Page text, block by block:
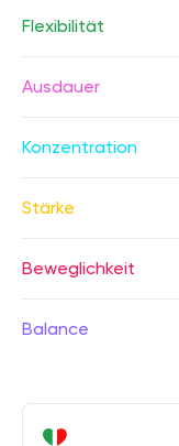
Flexibilität
Ausdauer
Konzentration
Stärke
Beweglichkeit
Balance